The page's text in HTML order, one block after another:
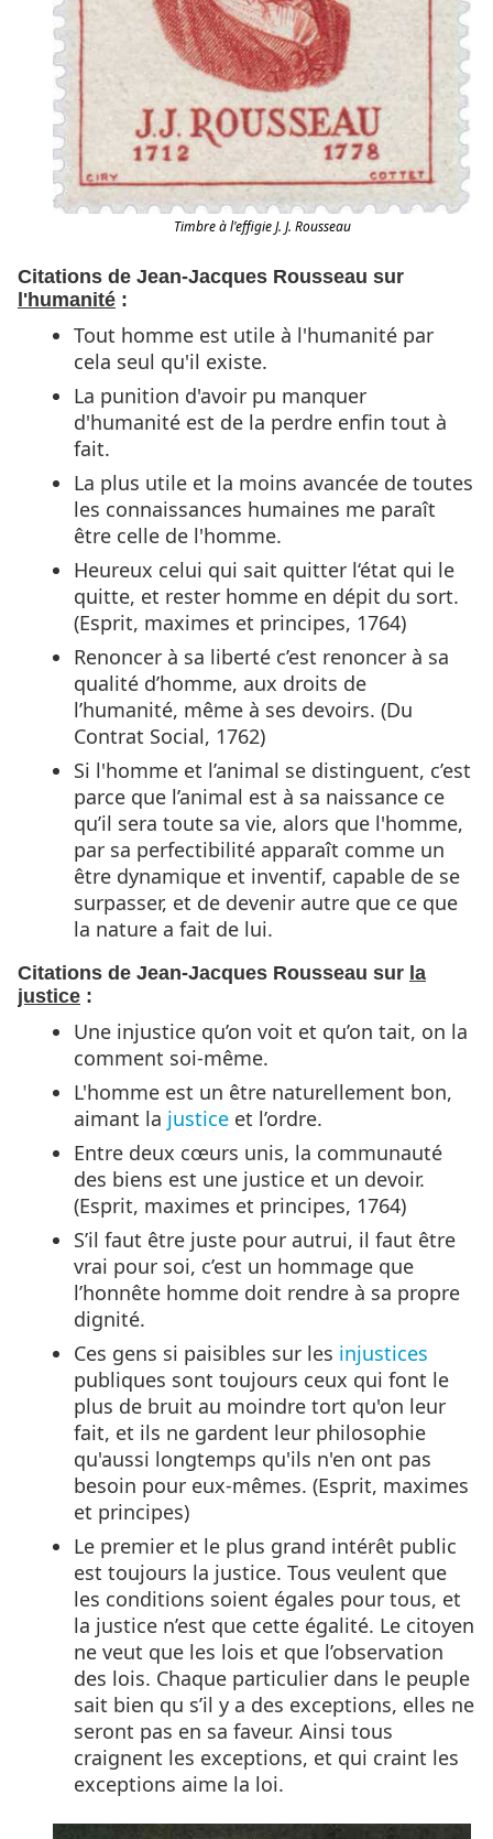
Timbre à l'effigie J. J. Rousseau
Citations de Jean-Jacques Rousseau sur
l'humanité :
Tout homme est utile à l'humanité par
cela seul qu'il existe.
La punition d'avoir pu manquer
d'humanité est de la perdre enfin tout à
fait.
La plus utile et la moins avancée de toutes
les connaissances humaines me paraît
être celle de l'homme.
Heureux celui qui sait quitter l‘état qui le
quitte, et rester homme en dépit du sort.
(Esprit, maximes et principes, 1764)
Renoncer à sa liberté c’est renoncer à sa
qualité d’homme, aux droits de
l’humanité, même à ses devoirs. (Du
Contrat Social, 1762)
Si l'homme et l’animal se distinguent, c’est
parce que l’animal est à sa naissance ce
qu’il sera toute sa vie, alors que l'homme,
par sa perfectibilité apparaît comme un
être dynamique et inventif, capable de se
surpasser, et de devenir autre que ce que
la nature a fait de lui.
Citations de Jean-Jacques Rousseau sur la
justice :
Une injustice qu’on voit et qu’on tait, on la
comment soi-même.
L'homme est un être naturellement bon,
aimant la justice et l’ordre.
Entre deux cœurs unis, la communauté
des biens est une justice et un devoir.
(Esprit, maximes et principes, 1764)
S’il faut être juste pour autrui, il faut être
vrai pour soi, c’est un hommage que
l’honnête homme doit rendre à sa propre
dignité.
Ces gens si paisibles sur les injustices
publiques sont toujours ceux qui font le
plus de bruit au moindre tort qu'on leur
fait, et ils ne gardent leur philosophie
qu'aussi longtemps qu'ils n'en ont pas
besoin pour eux-mêmes. (Esprit, maximes
et principes)
Le premier et le plus grand intérêt public
est toujours la justice. Tous veulent que
les conditions soient égales pour tous, et
la justice n’est que cette égalité. Le citoyen
ne veut que les lois et que l’observation
des lois. Chaque particulier dans le peuple
sait bien qu s’il y a des exceptions, elles ne
seront pas en sa faveur. Ainsi tous
craignent les exceptions, et qui craint les
exceptions aime la loi.